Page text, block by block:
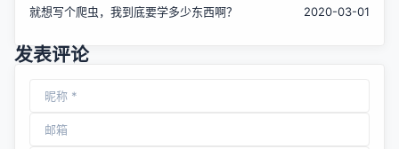
就想写个爬虫，我到底要学多少东西啊？ 2020-03-01
发表评论